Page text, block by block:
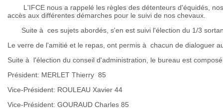
L'IFCE nous a rappelé les règles des détenteurs d'équidés, nos
accès aux différentes démarches pour le suivi de nos chevaux.
Suite à ces sujets abordés, s'en est suivi l'élection du 1/3
Le verre de l'amitié et le repas, ont permis à chacun de dialoguer
Suite à l'élection du conseil d'administration, le bureau est
Président: MERLET Thierry 85
Vice-Président: ROULEAU Xavier 44
Vice-Président: GOURAUD Charles 85